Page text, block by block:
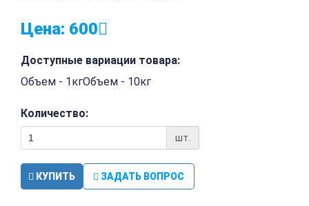
Цена: 600
Доступные вариации товара:
Объем - 1кгОбъем - 10кг
Количество:
шт.
КУПИТЬ ЗАДАТЬ ВОПРОС